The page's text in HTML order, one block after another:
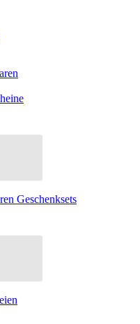
Geschenksets